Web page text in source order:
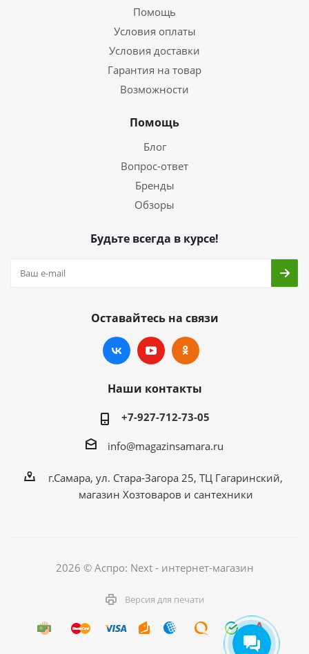
Помощь
Условия оплаты
Условия доставки
Гарантия на товар
Возможности
Помощь
Блог
Вопрос-ответ
Бренды
Обзоры
Будьте всегда в курсе!
Оставайтесь на связи
Наши контакты
+7-927-712-73-05
info@magazinsamara.ru
г.Самара, ул. Стара-Загора 25, ТЦ Гагаринский,
магазин Хозтоваров и сантехники
2026 © Аспро: Next - интернет-магазин
Версия для печати